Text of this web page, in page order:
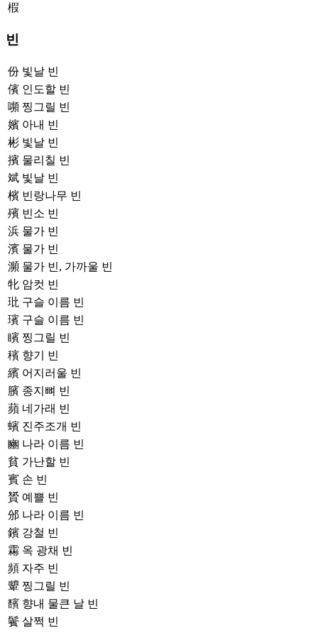
椵
빈
份 빛날 빈
儐 인도할 빈
嚬 찡그릴 빈
嬪 아내 빈
彬 빛날 빈
擯 물리칠 빈
斌 빛날 빈
檳 빈랑나무 빈
殯 빈소 빈
浜 물가 빈
濱 물가 빈
瀕 물가 빈, 가까울 빈
牝 암컷 빈
玭 구슬 이름 빈
璸 구슬 이름 빈
矉 찡그릴 빈
穦 향기 빈
繽 어지러울 빈
臏 종지뼈 빈
蘋 네가래 빈
蠙 진주조개 빈
豳 나라 이름 빈
貧 가난할 빈
賓 손 빈
贇 예쁠 빈
邠 나라 이름 빈
鑌 강철 빈
霦 옥 광채 빈
頻 자주 빈
顰 찡그릴 빈
馪 향내 물큰 날 빈
鬢 살쩍 빈